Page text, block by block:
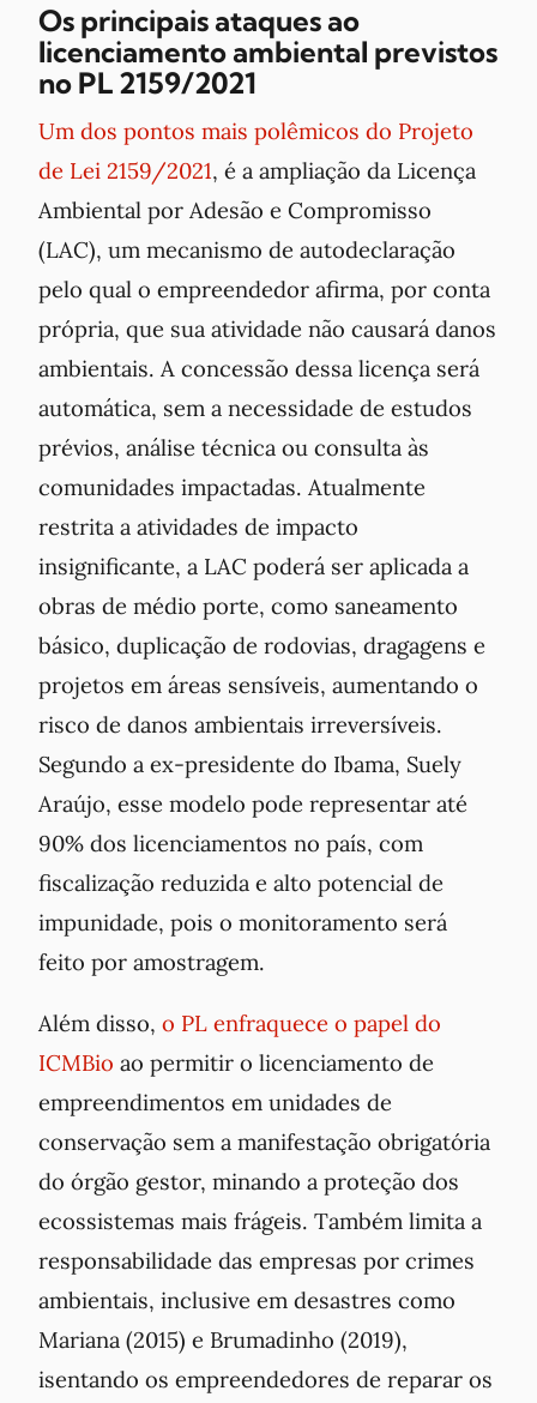
Os principais ataques ao
licenciamento ambiental previstos
no PL 2159/2021
Um dos pontos mais polêmicos do Projeto
de Lei 2159/2021, é a ampliação da Licença
Ambiental por Adesão e Compromisso
(LAC), um mecanismo de autodeclaração
pelo qual o empreendedor afirma, por conta
própria, que sua atividade não causará danos
ambientais. A concessão dessa licença será
automática, sem a necessidade de estudos
prévios, análise técnica ou consulta às
comunidades impactadas. Atualmente
restrita a atividades de impacto
insignificante, a LAC poderá ser aplicada a
obras de médio porte, como saneamento
básico, duplicação de rodovias, dragagens e
projetos em áreas sensíveis, aumentando o
risco de danos ambientais irreversíveis.
Segundo a ex-presidente do Ibama, Suely
Araújo, esse modelo pode representar até
90% dos licenciamentos no país, com
fiscalização reduzida e alto potencial de
impunidade, pois o monitoramento será
feito por amostragem.
Além disso, o PL enfraquece o papel do
ICMBio ao permitir o licenciamento de
empreendimentos em unidades de
conservação sem a manifestação obrigatória
do órgão gestor, minando a proteção dos
ecossistemas mais frágeis. Também limita a
responsabilidade das empresas por crimes
ambientais, inclusive em desastres como
Mariana (2015) e Brumadinho (2019),
isentando os empreendedores de reparar os